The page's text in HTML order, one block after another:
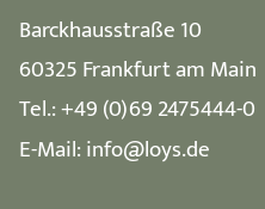
Barckhausstraße 10
60325 Frankfurt am Main
Tel.: +49 (0)69 2475444-0
E-Mail: info@loys.de